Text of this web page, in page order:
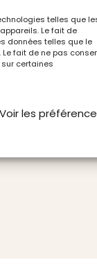
telles que
Le fait de
données telles que le
fait de ne pas
certaines
Voir les